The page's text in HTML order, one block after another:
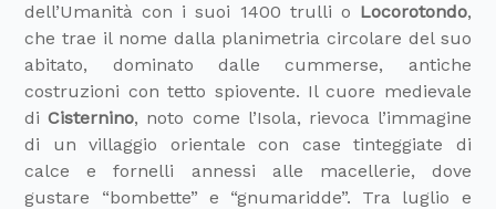
dell’Umanità con i suoi 1400 trulli o Locorotondo,
che trae il nome dalla planimetria circolare del suo
abitato, dominato dalle cummerse, antiche
costruzioni con tetto spiovente. Il cuore medievale
diCisternino, noto come l’Isola, rievoca l’immagine
di un villaggio orientale con case tinteggiate di
calce e fornelli annessi alle macellerie, dove
gustare “bombette” e “gnumaridde”. Tra luglio e